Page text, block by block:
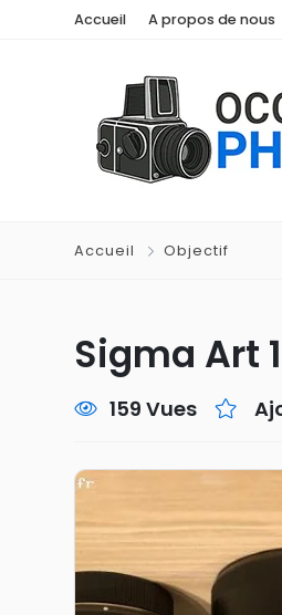
Accueil A propos de nous
Accueil Objectif
Sigma Art
159 Vues